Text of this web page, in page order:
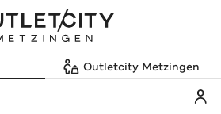
Outletcity Metzingen